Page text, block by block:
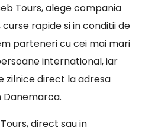
Tours, alege compania
rapide si in conditii de
parteneri cu cei mai mari
international, iar
zilnice direct la adresa
direct sau in